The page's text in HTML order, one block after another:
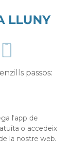
LLUNY
passos:
l'app de
o accedeix
la nostre web.